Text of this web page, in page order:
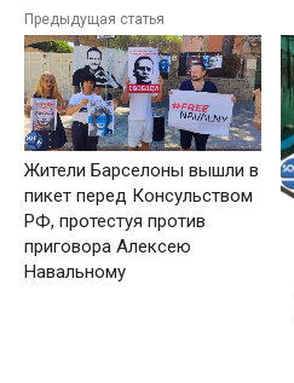
Предыдущая статья
Жители Барселоны вышли в
пикет перед Консульством
РФ, протестуя против
приговора Алексею
Навальному